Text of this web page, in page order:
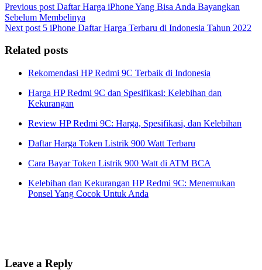
Previous post Daftar Harga iPhone Yang Bisa Anda Bayangkan
Sebelum Membelinya
Next post 5 iPhone Daftar Harga Terbaru di Indonesia Tahun 2022
Related posts
Rekomendasi HP Redmi 9C Terbaik di Indonesia
Harga HP Redmi 9C dan Spesifikasi: Kelebihan dan
Kekurangan
Review HP Redmi 9C: Harga, Spesifikasi, dan Kelebihan
Daftar Harga Token Listrik 900 Watt Terbaru
Cara Bayar Token Listrik 900 Watt di ATM BCA
Kelebihan dan Kekurangan HP Redmi 9C: Menemukan
Ponsel Yang Cocok Untuk Anda
Leave a Reply